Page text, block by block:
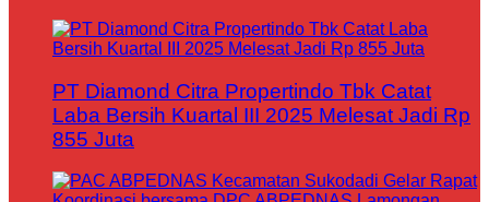
PT Diamond Citra Propertindo Tbk Catat
Laba Bersih Kuartal III 2025 Melesat Jadi Rp
855 Juta